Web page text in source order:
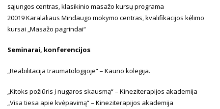
sąjungos centras, klasikinio masažo kursų programa
20019 Karalaliaus Mindaugo mokymo centras, kvalifikacijos kėlimo
kursai „Masažo pagrindai“
Seminarai, konferencijos
„Reabilitacija traumatologijoje“ – Kauno kolegija.
„Kitoks požiūris į nugaros skausmą“ – Kineziterapijos akademija
„Visa tiesa apie kvėpavimą“ – Kineziterapijos akademija